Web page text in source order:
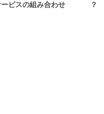
ビスの組み合わせ
？